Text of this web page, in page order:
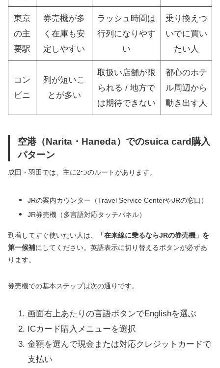
東京
の主
要駅
券売機が多
く在庫も安
定しやすい
ラッシュ時間は
行列になりやす
い
乗り換えつ
いでに買い
たい人
コン
ビニ
列が短いこ
とが多い
取扱い店舗が限
られる / 地方で
は期待できない
都心のホテ
ル周辺から
動き出す人
空港（Narita・Haneda）でのsuica card購入
パターン
成田・羽田では、主に2つのルートがあります。
JRの案内カウンター（Travel Service CenterやJRの窓口）
JR券売機（多言語対応タッチパネル）
到着してすぐ使いたい人は、
「在来線に乗るならJRの券売機」を
第一候補にしてください。英語表示に切り替えるボタンが必ずあ
ります。
券売機での基本ステップは次の通りです。
画面右上あたりの言語ボタンでEnglishを選ぶ
ICカード購入メニューを選択
金額を選んで現金または対応クレジットカードで
支払い